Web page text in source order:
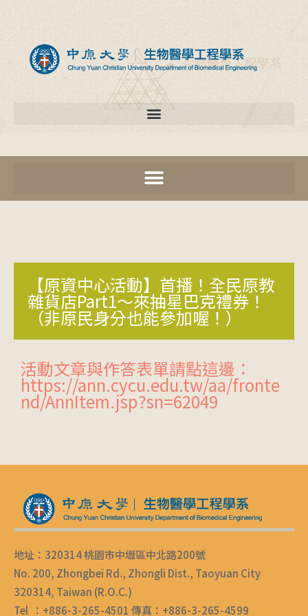
【原資中心活動】首播！全民原教
雜貨店Part1～來抽星巴克禮券！
（非原民身分也能參加喔！）
活動文章與作答表單請點這邊：
https://ann.cycu.edu.tw/aa/fronte
nd/AnnItem.jsp?sn=62049
地址：320314 桃園市中壢區中北路200號
No. 200, Zhongbei Rd., Zhongli Dist., Taoyuan City
320314, Taiwan (R.O.C.)
Tel ：+886-3-265-4501 傳真：+886-3-265-4599